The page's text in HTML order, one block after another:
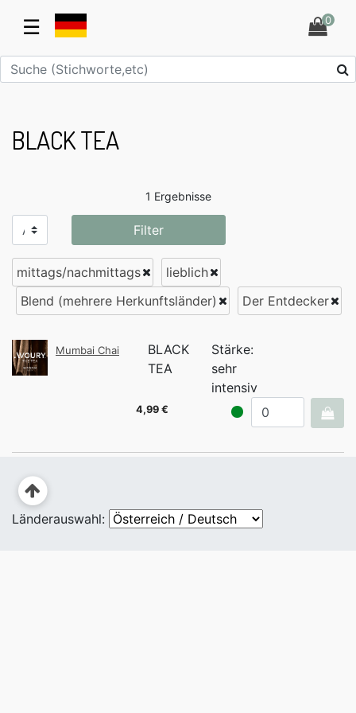
☰ 0
BLACK TEA
1 Ergebnisse
Filter
mittags/nachmittags
lieblich
Blend (mehrere Herkunftsländer)
Der Entdecker
Mumbai Chai
BLACK
TEA
Stärke:
sehr
intensiv
4,99 €
Länderauswahl: